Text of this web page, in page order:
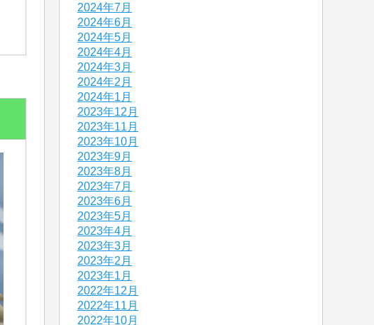
2024年7月
2024年6月
2024年5月
2024年4月
2024年3月
2024年2月
2024年1月
2023年12月
2023年11月
2023年10月
2023年9月
2023年8月
2023年7月
2023年6月
2023年5月
2023年4月
2023年3月
2023年2月
2023年1月
2022年12月
2022年11月
2022年10月